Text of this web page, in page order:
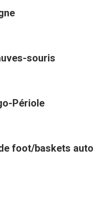
souris
Périole
foot/baskets